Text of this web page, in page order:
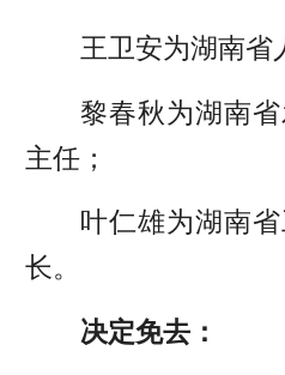
王卫安为湖南省
黎春秋为湖南
主任；
叶仁雄为湖南
长。
决定免去：